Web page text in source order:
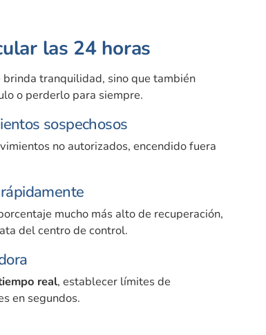
las 24 horas
brinda tranquilidad, sino que también
o perderlo para siempre.
sospechosos
no autorizados, encendido fuera
mucho más alto de recuperación,
del centro de control.
real, establecer límites de
en segundos.